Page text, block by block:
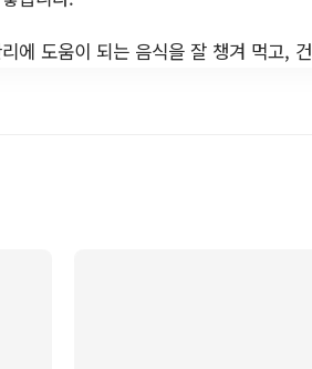
에 도움이 되는 음식을 잘 챙겨 먹고,